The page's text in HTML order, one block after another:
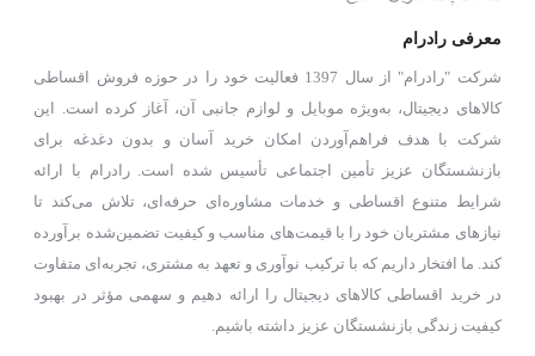
معرفی رادرام
شرکت "رادرام" از سال 1397 فعالیت خود را در حوزه فروش اقساطی
کالاهای دیجیتال، به‌ویژه موبایل و لوازم جانبی آن، آغاز کرده است. این
شرکت با هدف فراهم‌آوردن امکان خرید آسان و بدون دغدغه برای
بازنشستگان عزیز تأمین اجتماعی تأسیس شده است. رادرام با ارائه
شرایط متنوع اقساطی و خدمات مشاوره‌ای حرفه‌ای، تلاش می‌کند تا
نیازهای مشتریان خود را با قیمت‌های مناسب و کیفیت تضمین‌شده برآورده
کند. ما افتخار داریم که با ترکیب نوآوری و تعهد به مشتری، تجربه‌ای متفاوت
در خرید اقساطی کالاهای دیجیتال را ارائه دهیم و سهمی مؤثر در بهبود
کیفیت زندگی بازنشستگان عزیز داشته باشیم.